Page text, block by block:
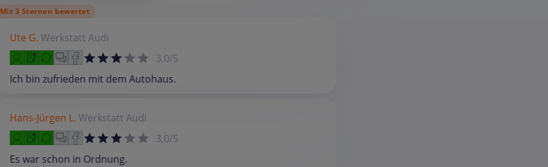
Mit 3 Sternen bewertet
Ute G. Werkstatt Audi
3,0/5
Ich bin zufrieden mit dem Autohaus.
Hans-Jürgen L. Werkstatt Audi
3,0/5
Es war schon in Ordnung.